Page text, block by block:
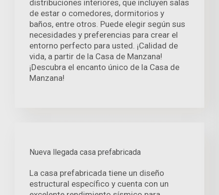
distribuciones interiores, que incluyen salas
de estar o comedores, dormitorios y
baños, entre otros. Puede elegir según sus
necesidades y preferencias para crear el
entorno perfecto para usted. ¡Calidad de
vida, a partir de la Casa de Manzana!
¡Descubra el encanto único de la Casa de
Manzana!
Nueva llegada casa prefabricada
La casa prefabricada tiene un diseño
estructural específico y cuenta con un